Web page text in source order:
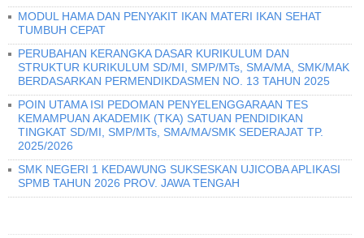
MODUL HAMA DAN PENYAKIT IKAN MATERI IKAN SEHAT
TUMBUH CEPAT
PERUBAHAN KERANGKA DASAR KURIKULUM DAN
STRUKTUR KURIKULUM SD/MI, SMP/MTs, SMA/MA, SMK/MAK
BERDASARKAN PERMENDIKDASMEN NO. 13 TAHUN 2025
POIN UTAMA ISI PEDOMAN PENYELENGGARAAN TES
KEMAMPUAN AKADEMIK (TKA) SATUAN PENDIDIKAN
TINGKAT SD/MI, SMP/MTs, SMA/MA/SMK SEDERAJAT TP.
2025/2026
SMK NEGERI 1 KEDAWUNG SUKSESKAN UJICOBA APLIKASI
SPMB TAHUN 2026 PROV. JAWA TENGAH